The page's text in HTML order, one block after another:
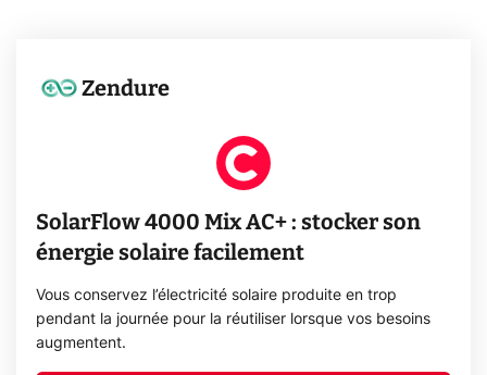
Zendure
SolarFlow 4000 Mix AC+ : stocker son
énergie solaire facilement
Vous conservez l’électricité solaire produite en trop
pendant la journée pour la réutiliser lorsque vos besoins
augmentent.